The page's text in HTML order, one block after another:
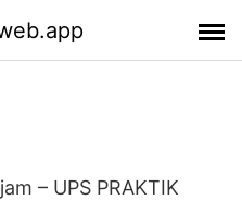
– UPS PRAKTIK